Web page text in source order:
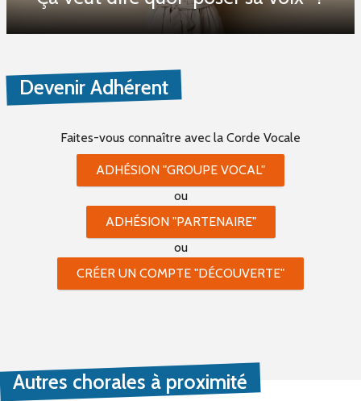
Devenir Adhérent
Faites-vous connaître avec la Corde Vocale
ADHÉSION "GROUPE VOCAL"
ou
ADHÉSION "PARTENAIRE"
ou
CRÉER UN COMPTE "DÉCOUVERTE"
Autres chorales à proximité